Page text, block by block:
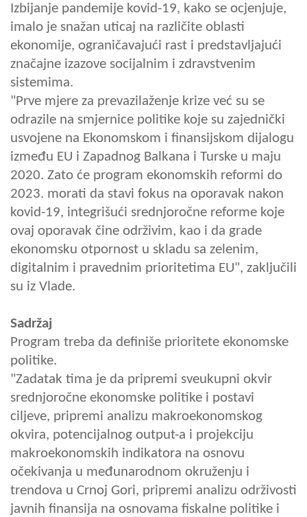
Izbijanje pandemije kovid-19, kako se ocjenjuje,
imalo je snažan uticaj na različite oblasti
ekonomije, ograničavajući rast i predstavljajući
značajne izazove socijalnim i zdravstvenim
sistemima.
"Prve mjere za prevazilaženje krize već su se
odrazile na smjernice politike koje su zajednički
usvojene na Ekonomskom i finansijskom dijalogu
između EU i Zapadnog Balkana i Turske u maju
2020. Zato će program ekonomskih reformi do
2023. morati da stavi fokus na oporavak nakon
kovid-19, integrišući srednjoročne reforme koje
ovaj oporavak čine održivim, kao i da grade
ekonomsku otpornost u skladu sa zelenim,
digitalnim i pravednim prioritetima EU", zaključili
su iz Vlade.
Sadržaj
Program treba da definiše prioritete ekonomske
politike.
"Zadatak tima je da pripremi sveukupni okvir
srednjoročne ekonomske politike i postavi
ciljeve, pripremi analizu makroekonomskog
okvira, potencijalnog output-a i projekciju
makroekonomskih indikatora na osnovu
očekivanja u međunarodnom okruženju i
trendova u Crnoj Gori, pripremi analizu održivosti
javnih finansija na osnovama fiskalne politike i